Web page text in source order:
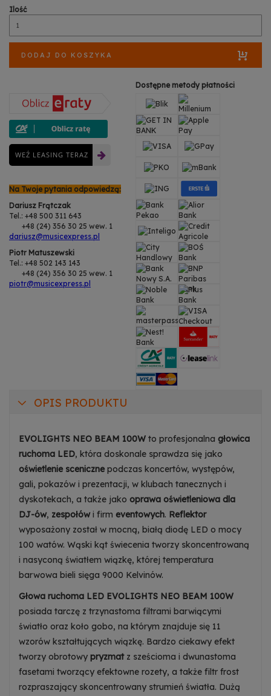
Ilość
DODAJ DO KOSZYKA
WEŹ LEASING TERAZ
Na Twoje pytania odpowiedzą:
Dariusz Frątczak
Tel.: +48 500 311 643
+48 (24) 356 30 25 wew. 1
dariusz@musicexpress.pl
Piotr Matuszewski
Tel.: +48 502 143 143
+48 (24) 356 30 25 wew. 1
piotr@musicexpress.pl
Dostępne metody płatności
OPIS PRODUKTU
EVOLIGHTS NEO BEAM 100W to profesjonalna głowica
ruchoma LED, która doskonale sprawdza się jako
oświetlenie scenicznepodczas koncertów, występów,
gali, pokazów i prezentacji, w klubach tanecznych i
dyskotekach, a także jako oprawa oświetleniowa dla
DJ-ów, zespołówi firm eventowych. Reflektor
wyposażony został w mocną, białą diodę LED o mocy
100 watów. Wąski kąt świecenia tworzy skoncentrowaną
i nasyconą światłem wiązkę, której temperatura
barwowa bieli sięga 9000 Kelvinów.
Głowa ruchoma LED EVOLIGHTS NEO BEAM 100W
posiada tarczę z trzynastoma filtrami barwiącymi
światło oraz koło gobo, na którym znajduje się 11
wzorów kształtujących wiązkę. Bardzo ciekawy efekt
tworzy obrotowy pryzmatz sześcioma i dwunastoma
fasetami tworzący efektowne rozety, a także filtr frost
rozpraszający skoncentrowany strumień światła. Dużą